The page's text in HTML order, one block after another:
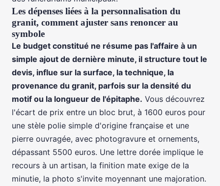
Les dépenses liées à la personnalisation du
granit, comment ajuster sans renoncer au
symbole
Le budget constitué ne résume pas l'affaire à un
simple ajout de dernière minute, il structure tout le
devis, influe sur la surface, la technique, la
provenance du granit, parfois sur la densité du
motif ou la longueur de l'épitaphe. Vous découvrez
l'écart de prix entre un bloc brut, à 1600 euros pour
une stèle polie simple d'origine française et une
pierre ouvragée, avec photogravure et ornements,
dépassant 5500 euros. Une lettre dorée implique le
recours à un artisan, la finition mate exige de la
minutie, la photo s'invite moyennant une majoration.